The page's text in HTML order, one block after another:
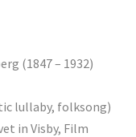
(1847 – 1932)
lullaby, folksong)
in Visby, Film